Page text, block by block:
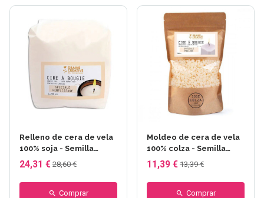
Relleno de cera de vela
100% soja - Semilla
creativa - 1,2 kg
24,31 € 28,60 €
Comprar
Moldeo de cera de vela
100% colza - Semilla
creativa - 380 gr
11,39 € 13,39 €
Comprar